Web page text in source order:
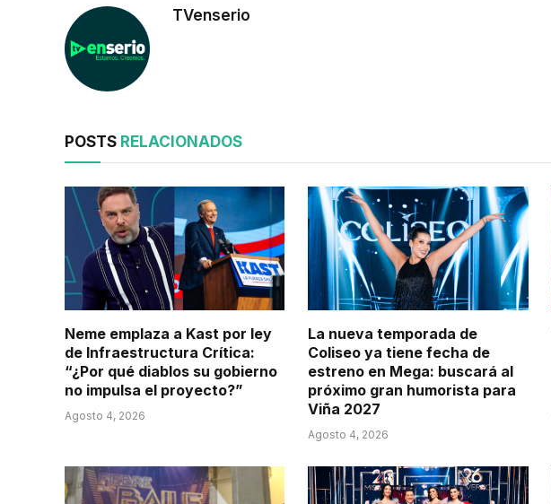
TVenserio
POSTS RELACIONADOS
Neme emplaza a Kast por ley
de Infraestructura Crítica:
“¿Por qué diablos su gobierno
no impulsa el proyecto?”
Agosto 4, 2026
La nueva temporada de
Coliseo ya tiene fecha de
estreno en Mega: buscará al
próximo gran humorista para
Viña 2027
Agosto 4, 2026